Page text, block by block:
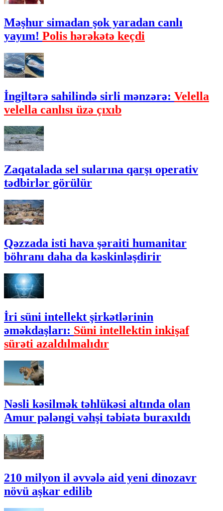
Məşhur simadan şok yaradan canlı
yayım! Polis hərəkətə keçdi
İngiltərə sahilində sirli mənzərə: Velella
velella canlısı üzə çıxıb
Zaqatalada sel sularına qarşı operativ
tədbirlər görülür
Qəzzada isti hava şəraiti humanitar
böhranı daha da kəskinləşdirir
İri süni intellekt şirkətlərinin
əməkdaşları: Süni intellektin inkişaf
sürəti azaldılmalıdır
Nəsli kəsilmək təhlükəsi altında olan
Amur pələngi vəhşi təbiətə buraxıldı
210 milyon il əvvələ aid yeni dinozavr
növü aşkar edilib